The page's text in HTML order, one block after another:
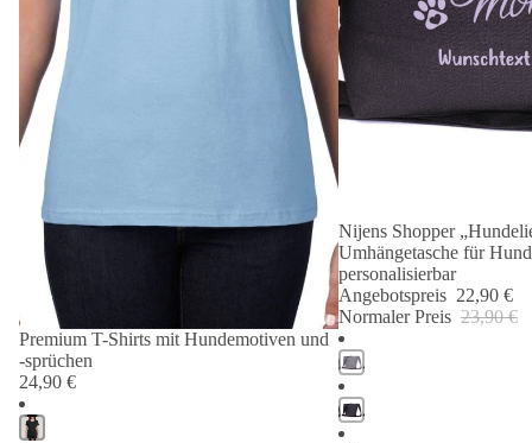
Premium T-Shirts mit Hundemotiven und
-sprüchen
24,90 €
Angebot 🐾
Nijens Shopper
Umhängetasche für
personalisierbar
Angebotspreis 22,90 €
Normaler Preis 23,90 €